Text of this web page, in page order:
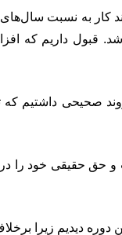
کار به نسبت
صحیحی داشتیم که
حق حقیقی خود را
دیدیم زیرا